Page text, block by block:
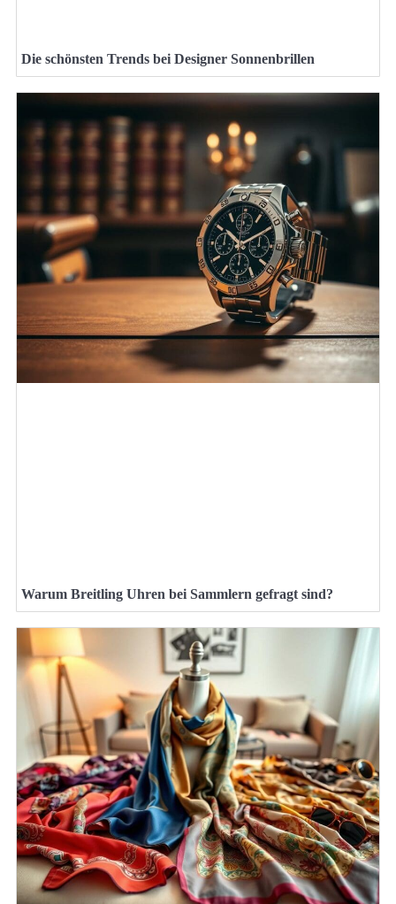
Die schönsten Trends bei Designer Sonnenbrillen
Warum Breitling Uhren bei Sammlern gefragt sind?